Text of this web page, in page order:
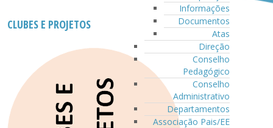
Informações
Documentos
Atas
Direção
Conselho
Pedagógico
Conselho
Administrativo
Departamentos
Associação Pais/EE
CLUBES E PROJETOS